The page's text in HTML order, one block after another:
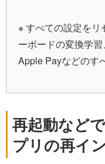
※ すべての設定をリ
ーボードの変換学習
Apple Payなどのす
再起動など
プリの再イ